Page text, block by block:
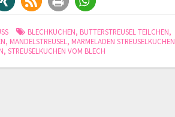
BLECHKUCHEN, BUTTERSTREUSEL TEILCHEN,
, MANDELSTREUSEL , MARMELADEN STREUSELKUCHEN
, STREUSELKUCHEN VOM BLECH